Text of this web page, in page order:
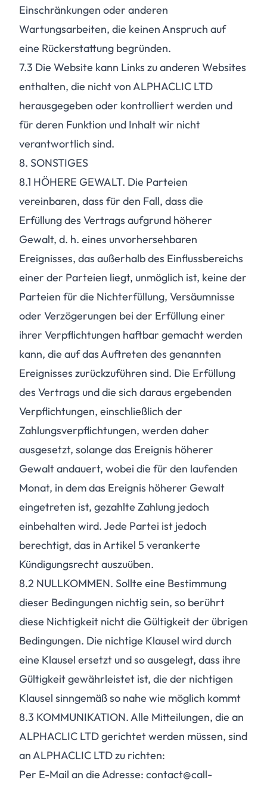
Einschränkungen oder anderen
Wartungsarbeiten, die keinen Anspruch auf
eine Rückerstattung begründen.
7.3 Die Website kann Links zu anderen Websites
enthalten, die nicht von ALPHACLIC LTD
herausgegeben oder kontrolliert werden und
für deren Funktion und Inhalt wir nicht
verantwortlich sind.
8. SONSTIGES
8.1 HÖHERE GEWALT. Die Parteien
vereinbaren, dass für den Fall, dass die
Erfüllung des Vertrags aufgrund höherer
Gewalt, d. h. eines unvorhersehbaren
Ereignisses, das außerhalb des Einflussbereichs
einer der Parteien liegt, unmöglich ist, keine der
Parteien für die Nichterfüllung, Versäumnisse
oder Verzögerungen bei der Erfüllung einer
ihrer Verpflichtungen haftbar gemacht werden
kann, die auf das Auftreten des genannten
Ereignisses zurückzuführen sind. Die Erfüllung
des Vertrags und die sich daraus ergebenden
Verpflichtungen, einschließlich der
Zahlungsverpflichtungen, werden daher
ausgesetzt, solange das Ereignis höherer
Gewalt andauert, wobei die für den laufenden
Monat, in dem das Ereignis höherer Gewalt
eingetreten ist, gezahlte Zahlung jedoch
einbehalten wird. Jede Partei ist jedoch
berechtigt, das in Artikel 5 verankerte
Kündigungsrecht auszuüben.
8.2 NULLKOMMEN. Sollte eine Bestimmung
dieser Bedingungen nichtig sein, so berührt
diese Nichtigkeit nicht die Gültigkeit der übrigen
Bedingungen. Die nichtige Klausel wird durch
eine Klausel ersetzt und so ausgelegt, dass ihre
Gültigkeit gewährleistet ist, die der nichtigen
Klausel sinngemäß so nahe wie möglich kommt
8.3 KOMMUNIKATION. Alle Mitteilungen, die an
ALPHACLIC LTD gerichtet werden müssen, sind
an ALPHACLIC LTD zu richten:
Per E-Mail an die Adresse: contact@call-